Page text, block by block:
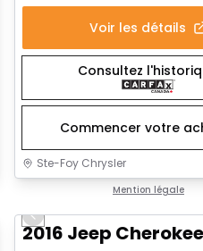
Voir les détails
Consultez
Commencer votre
Ste-Foy Chrysler
Mention légale
slide
Très bonne offre
Previous slide
2016 Jeep